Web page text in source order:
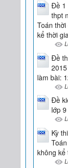
Đề 1
thpt
Toán
kể thời
Đề
làm bài:
Đề
lớp
Kỳ
không kể